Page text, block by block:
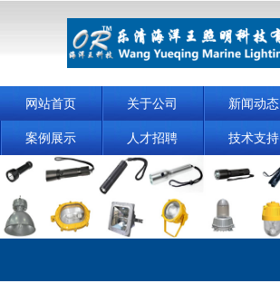
网站首页 关于公司 新闻动态
案例展示 人才招聘 技术支持